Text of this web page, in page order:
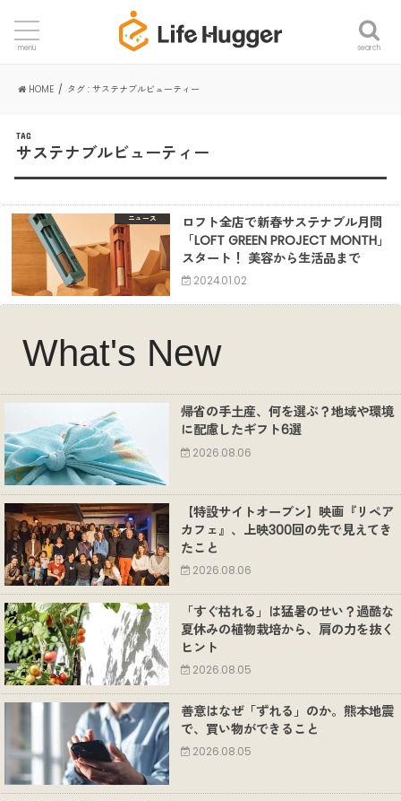
search
menu
HOME タグ : サステナブルビューティー
TAG
サステナブルビューティー
ニュース
ロフト全店で新春サステナブル月間
「LOFT GREEN PROJECT MONTH」
スタート！ 美容から生活品まで
2024.01.02
What's New
帰省の手土産、何を選ぶ？地域や環境
に配慮したギフト6選
2026.08.06
【特設サイトオープン】映画『リペア
カフェ』、上映300回の先で見えてき
たこと
2026.08.06
「すぐ枯れる」は猛暑のせい？過酷な
夏休みの植物栽培から、肩の力を抜く
ヒント
2026.08.05
善意はなぜ「ずれる」のか。熊本地震
で、買い物ができること
2026.08.05